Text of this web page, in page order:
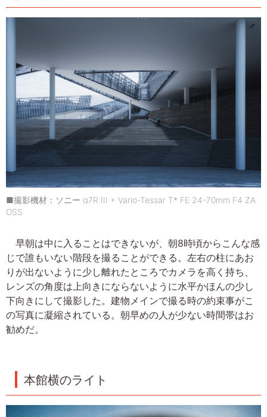
■撮影機材：ソニー α7R III + Vario-Tessar T* FE 24-70mm F4 ZA
OSS
早朝は中に入ることはできないが、朝8時頃からこんな感
じで誰もいない階段を撮ることができる。左右の柱にあお
りが出ないように少し離れたところでカメラを高く持ち、
レンズの角度は上向きにならないように水平かほんの少し
下向きにして撮影した。建物メインで撮る時の約束事がこ
の写真に凝縮されている。朝早めの人が少ない時間帯はお
勧めだ。
本館横のライト